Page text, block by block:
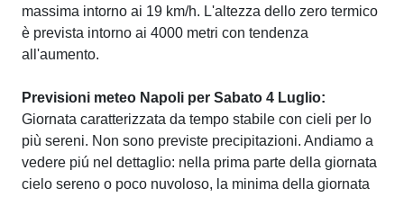
massima intorno ai 19 km/h. L'altezza dello zero termico
è prevista intorno ai 4000 metri con tendenza
all'aumento.
Previsioni meteo Napoli per Sabato 4 Luglio:
Giornata caratterizzata da tempo stabile con cieli per lo
più sereni. Non sono previste precipitazioni. Andiamo a
vedere piú nel dettaglio: nella prima parte della giornata
cielo sereno o poco nuvoloso, la minima della giornata